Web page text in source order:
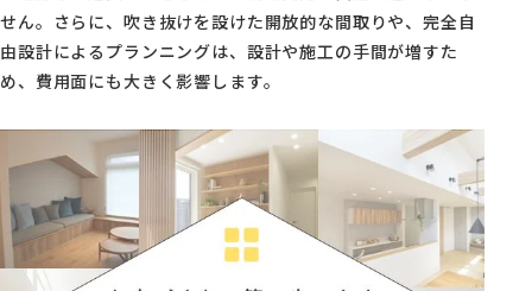
せん。さらに、吹き抜けを設けた開放的な間取りや、完全自
由設計によるプランニングは、設計や施工の手間が増すた
め、費用面にも大きく影響します。